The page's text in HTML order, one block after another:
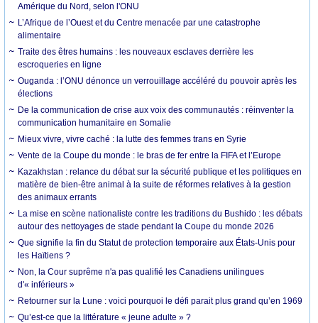
Amérique du Nord, selon l'ONU
L’Afrique de l’Ouest et du Centre menacée par une catastrophe
alimentaire
Traite des êtres humains : les nouveaux esclaves derrière les
escroqueries en ligne
Ouganda : l’ONU dénonce un verrouillage accéléré du pouvoir après les
élections
De la communication de crise aux voix des communautés : réinventer la
communication humanitaire en Somalie
Mieux vivre, vivre caché : la lutte des femmes trans en Syrie
Vente de la Coupe du monde : le bras de fer entre la FIFA et l’Europe
Kazakhstan : relance du débat sur la sécurité publique et les politiques en
matière de bien-être animal à la suite de réformes relatives à la gestion
des animaux errants
La mise en scène nationaliste contre les traditions du Bushido : les débats
autour des nettoyages de stade pendant la Coupe du monde 2026
Que signifie la fin du Statut de protection temporaire aux États-Unis pour
les Haïtiens ?
Non, la Cour suprême n'a pas qualifié les Canadiens unilingues
d'« inférieurs »
Retourner sur la Lune : voici pourquoi le défi parait plus grand qu’en 1969
Qu’est-ce que la littérature « jeune adulte » ?